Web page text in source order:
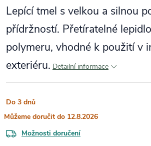
Lepící tmel s velkou a silnou
přídržností. Přetíratelné
polymeru, vhodné k použití v
exteriéru. Detailní informace
Do 3 dnů
12.8.2026
Možnosti doručení